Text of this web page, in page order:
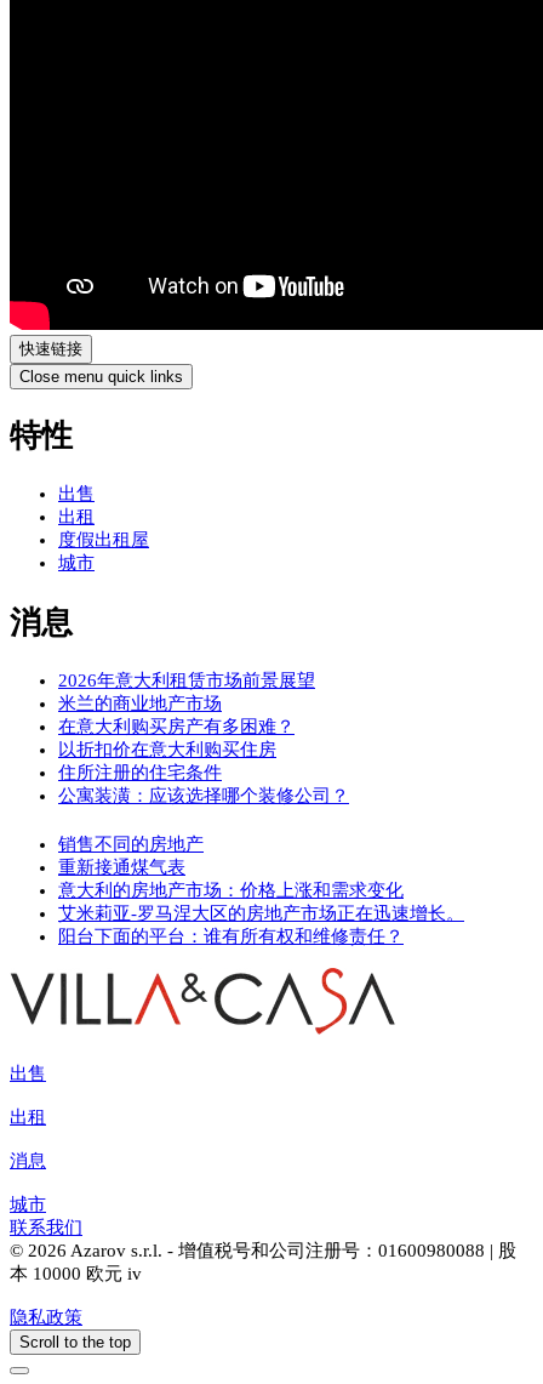
快速链接
Close menu quick links
特性
出售
出租
度假出租屋
城市
消息
2026年意大利租赁市场前景展望
米兰的商业地产市场
在意大利购买房产有多困难？
以折扣价在意大利购买住房
住所注册的住宅条件
公寓装潢：应该选择哪个装修公司？
销售不同的房地产
重新接通煤气表
意大利的房地产市场：价格上涨和需求变化
艾米莉亚-罗马涅大区的房地产市场正在迅速增长。
阳台下面的平台：谁有所有权和维修责任？
出售
出租
消息
城市
联系我们
© 2026 Azarov s.r.l. - 增值税号和公司注册号：01600980088 | 股
本 10000 欧元 iv
隐私政策
Scroll to the top